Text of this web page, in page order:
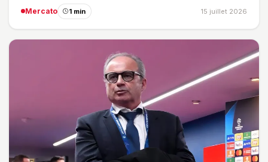
Mercato 1 min 15 juillet 2026